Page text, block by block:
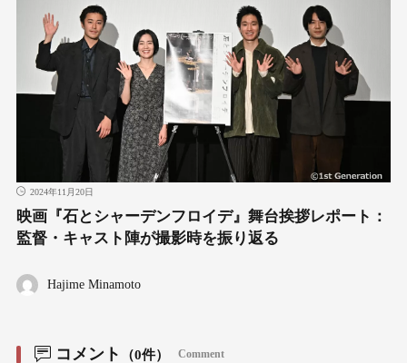
2024年11月20日
映画『石とシャーデンフロイデ』舞台挨拶レポート：
監督・キャスト陣が撮影時を振り返る
Hajime Minamoto
コメント （0件） Comment